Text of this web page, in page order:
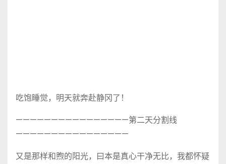
吃饱睡觉，明天就奔赴静冈了！
————————————————第二天分割线
————————————————
又是那样和煦的阳光，曰本是真心干净无比，我都怀疑